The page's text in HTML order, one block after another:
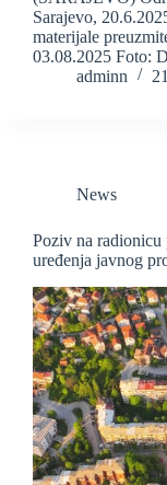
Sarajevo,
materijale
03.08.2025 Foto:
adminn
News
Poziv na
uređenja javnog